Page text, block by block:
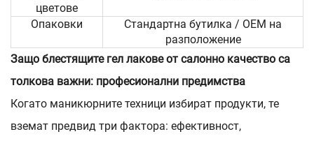
цветове
Опаковки
Стандартна бутилка / OEM на
разположение
Защо блестящите гел лакове от салонно качество са
толкова важни: професионални предимства
Когато маникюрните техници избират продукти, те
вземат предвид три фактора: ефективност,